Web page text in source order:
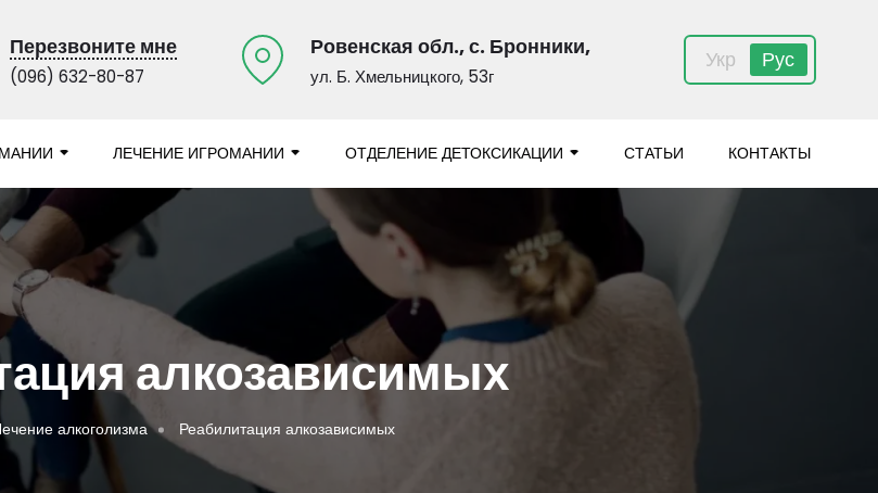
Перезвоните мне
(096) 632-80-87
Ровенская обл., с. Бронники,
ул. Б. Хмельницкого, 53г
Укр Рус
ЛЕЧЕНИЕ ИГРОМАНИИ ОТДЕЛЕНИЕ ДЕТОКСИКАЦИИ СТАТЬИ КОНТАКТЫ
алкозависимых
алкоголизма Реабилитация алкозависимых